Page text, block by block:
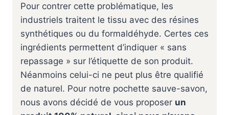
Pour contrer cette problématique, les
industriels traitent le tissu avec des résines
synthétiques ou du formaldéhyde. Certes ces
ingrédients permettent d’indiquer « sans
repassage » sur l’étiquette de son produit.
Néanmoins celui-ci ne peut plus être qualifié
de naturel. Pour notre pochette sauve-savon,
nous avons décidé de vous proposer un